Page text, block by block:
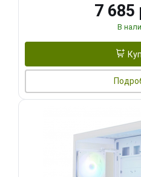
7 685
В